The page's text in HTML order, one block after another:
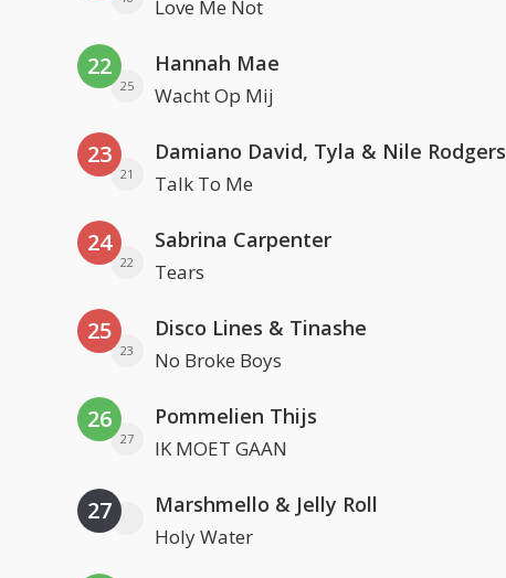
Love Me Not
22
25
Hannah Mae
Wacht Op Mij
23
21
Damiano David, Tyla & Nile Rodgers
Talk To Me
24
22
Sabrina Carpenter
Tears
25
23
Disco Lines & Tinashe
No Broke Boys
26
27
Pommelien Thijs
IK MOET GAAN
27 Marshmello & Jelly Roll
Holy Water